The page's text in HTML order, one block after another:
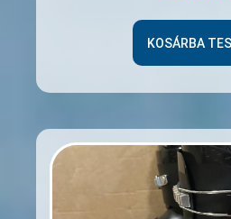
KOSÁRBA